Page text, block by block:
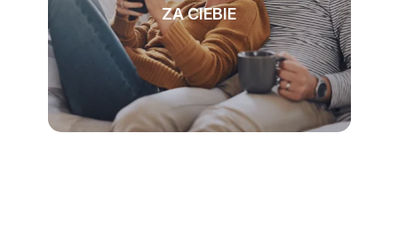
ZA CIEBIE